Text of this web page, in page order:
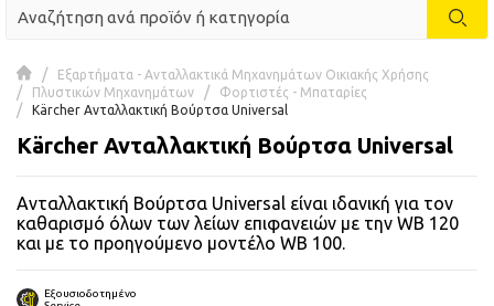
Εξαρτήματα - Ανταλλακτικά Μηχανημάτων Οικιακής Χρήσης
Πλυστικών Μηχανημάτων
Φορτιστές - Μπαταρίες
Kärcher Ανταλλακτική Βούρτσα Universal
Kärcher Ανταλλακτική Βούρτσα Universal
Ανταλλακτική Βούρτσα Universal είναι ιδανική για τον
καθαρισμό όλων των λείων επιφανειών με την WB 120
και με το προηγούμενο μοντέλο WB 100.
Εξουσιοδοτημένο